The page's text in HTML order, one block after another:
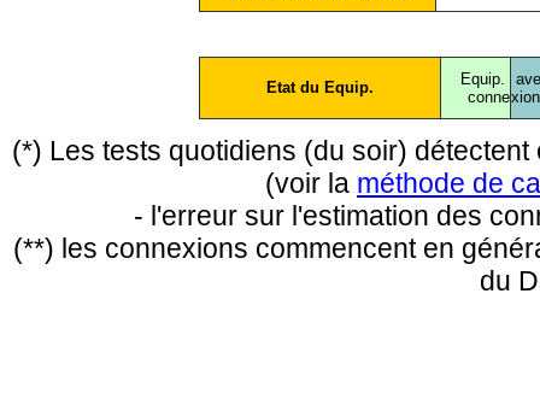
Etat du Equip.
Equip.
conne
(*) Les tests quotidiens (du soir)
(voir la méthode de
- l'erreur sur l'estimation des
(**) les connexions commencent en
du